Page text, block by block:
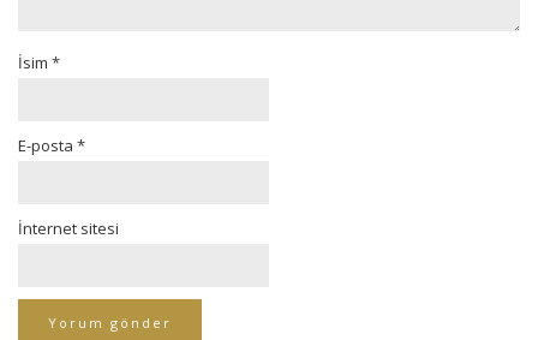
İsim *
E-posta *
İnternet sitesi